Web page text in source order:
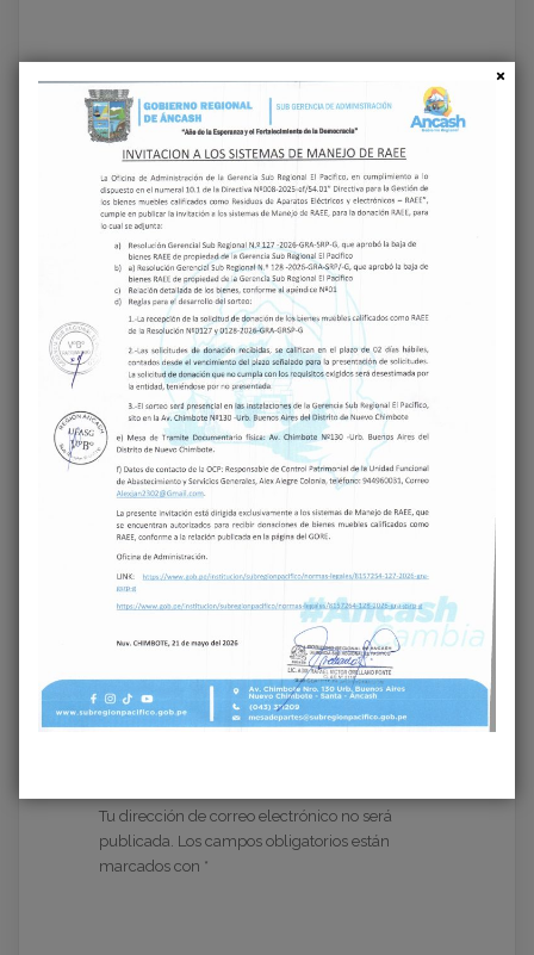
Share on Facebook Share on Twitter
Previous
GERENCIA
SUBREGIONAL EL
PACÍFICO
SUPERVISA AVANCE
DE IMPORTANTE
PROYECTO
EDUCATIVO EN
LACRAMARCA BAJA
GERENCIA
SUBREGIONAL EL
PACÍFICO
CONTINÚA
GESTIONANDO
FIRMA DE
CONVENIO PARA
HACER REALIDAD LA
CARRETERA HACIA
Deja una respuesta
Tu dirección de correo electrónico no será
publicada. Los campos obligatorios están
marcados con *